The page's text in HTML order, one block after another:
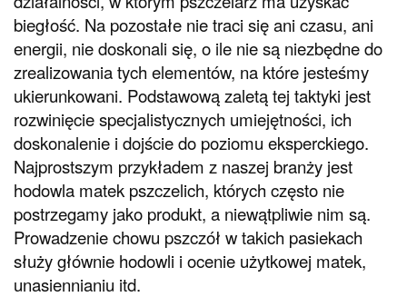
biegłość. Na pozostałe nie traci się ani czasu, ani
energii, nie doskonali się, o ile nie są niezbędne do
zrealizowania tych elementów, na które jesteśmy
ukierunkowani. Podstawową zaletą tej taktyki jest
rozwinięcie specjalistycznych umiejętności, ich
doskonalenie i dojście do poziomu eksperckiego.
Najprostszym przykładem z naszej branży jest
hodowla matek pszczelich, których często nie
postrzegamy jako produkt, a niewątpliwie nim są.
Prowadzenie chowu pszczół w takich pasiekach
służy głównie hodowli i ocenie użytkowej matek,
unasiennianiu itd.